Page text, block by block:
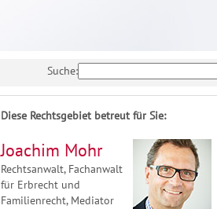
Suche:
Diese Rechtsgebiet betreut für Sie:
Joachim Mohr
Rechtsanwalt, Fachanwalt
für Erbrecht und
Familienrecht, Mediator